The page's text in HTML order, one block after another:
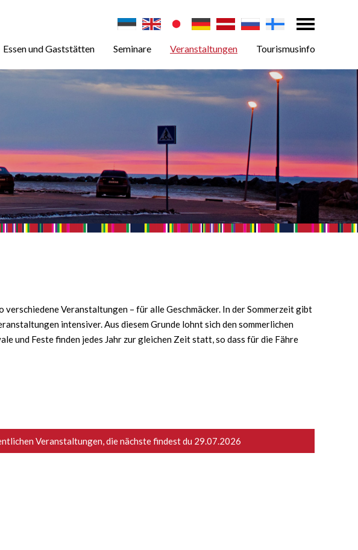
Essen und Gaststätten Seminare Veranstaltungen Tourismusinfo
Veranstaltungen – für alle Geschmäcker. In der Sommerzeit gibt
intensiver. Aus diesem Grunde lohnt sich den sommerlichen
und Feste finden jedes Jahr zur gleichen Zeit statt, so dass für die Fähre
Veranstaltungen, die nächste findest du 29.07.2026